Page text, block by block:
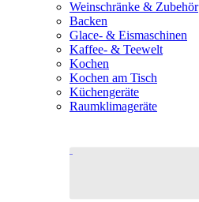
Weinschränke & Zubehör
Backen
Glace- & Eismaschinen
Kaffee- & Teewelt
Kochen
Kochen am Tisch
Küchengeräte
Raumklimageräte